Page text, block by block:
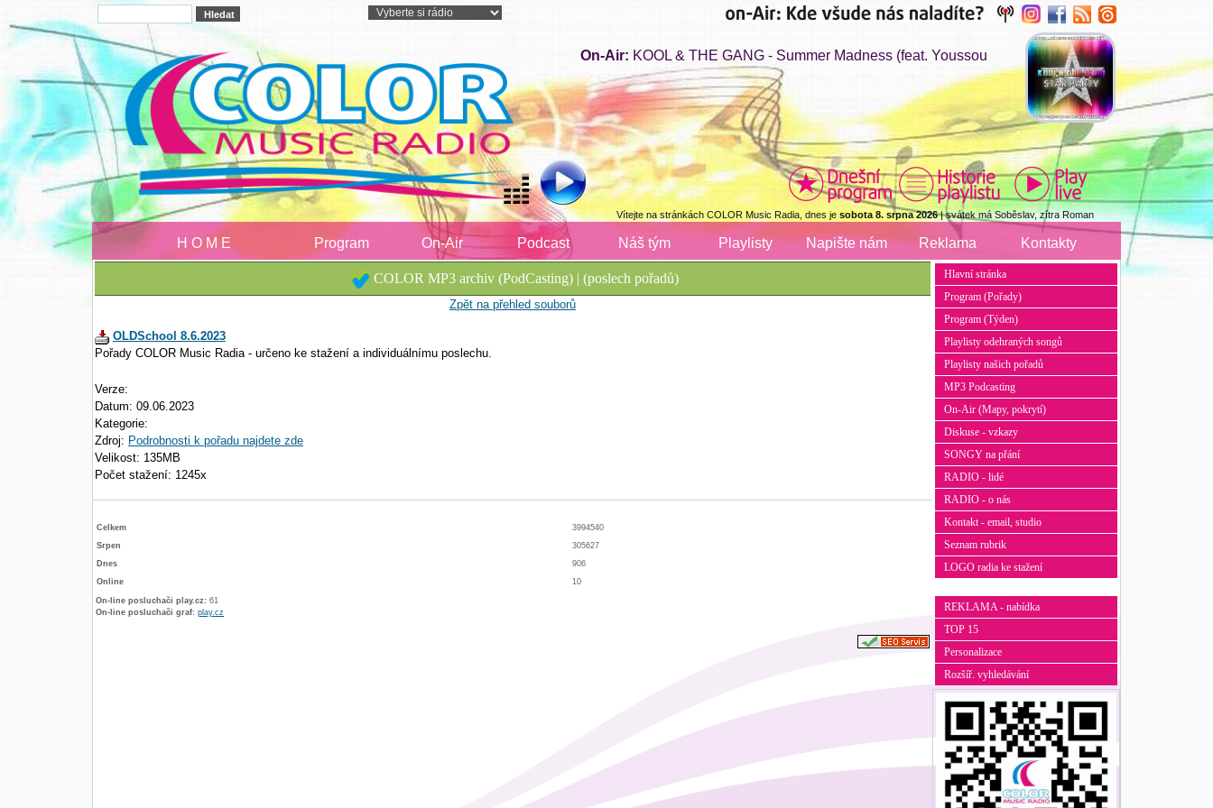
On-Air: KOOL & THE GANG - Summer Madness (feat. Youssou
Vítejte na stránkách COLOR Music Radia, dnes je sobota 8. srpna 2026| svátek má Soběslav, zítra Roman
H O M E Program On-Air Podcast Náš tým Playlisty Napište nám Reklama Kontakty
COLOR MP3 archiv (PodCasting) | (poslech pořadů)
Zpět na přehled souborů
OLDSchool 8.6.2023
Pořady COLOR Music Radia - určeno ke stažení a individuálnímu poslechu.
Verze:
Datum: 09.06.2023
Kategorie:
Zdroj: Podrobnosti k pořadu najdete zde
Velikost: 135MB
Počet stažení: 1245x
Celkem
3994540
Srpen
305627
Dnes
906
Online
10
On-line posluchači play.cz: 61
On-line posluchači graf: play.cz
Hlavní stránka
Program (Pořady)
Program (Týden)
Playlisty odehraných songů
Playlisty našich pořadů
MP3 Podcasting
On-Air (Mapy, pokrytí)
Diskuse - vzkazy
SONGY na přání
RADIO - lidé
RADIO - o nás
Kontakt - email, studio
Seznam rubrik
LOGO radia ke stažení
REKLAMA - nabídka
TOP 15
Personalizace
Rozšíř. vyhledávání